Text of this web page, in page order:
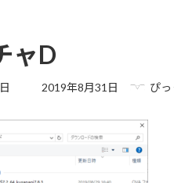
ャD
最
更
:
2019年8月31日 ぴっ